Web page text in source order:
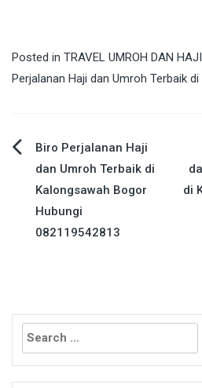
Posted in TRAVEL UMROH DAN
Perjalanan Haji dan Umroh Terbaik
Post
navigation
Biro Perjalanan Haji
dan Umroh Terbaik di
Kalongsawah Bogor
Hubungi
082119542813
di
Search
for: